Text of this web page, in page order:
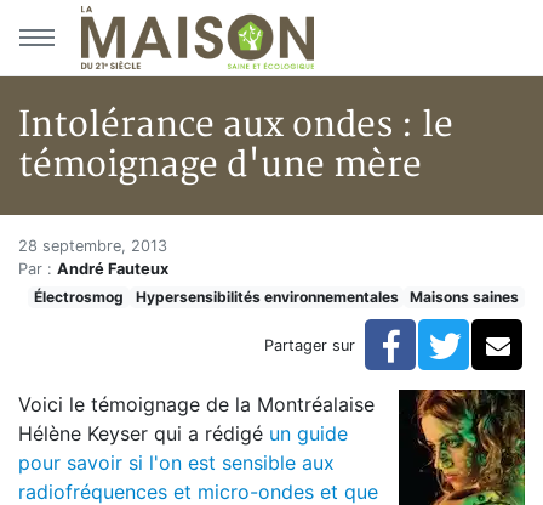
Aller au menu principal
Aller au contenu principal
Intolérance aux ondes : le
témoignage d'une mère
Accueil
Articles
Maisons saines
Hypersensibilités environnementales
Intolérance aux ondes : le témoignage d'une mère
Intolérance aux ondes : le
28 septembre, 2013
Par : André Fauteux
Électrosmog
Hypersensibilités environnementales Maisons saines
Partager sur Facebook
Voici le témoignage de la Montréalaise
Hélène Keyser qui a rédigé un guide
pour savoir si l'on est sensible aux
radiofréquences et micro-ondes et que